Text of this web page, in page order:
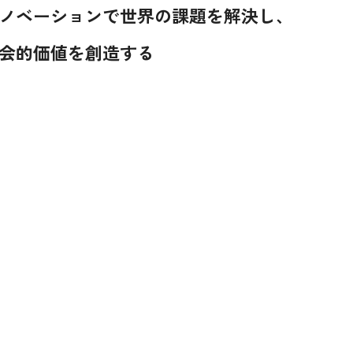
ベーションで世界の課題を解決し、
的価値を創造する